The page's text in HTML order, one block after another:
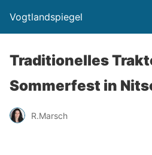
Vogtlandspiegel
Traditionelles
Sommerfest in
R.Marsch